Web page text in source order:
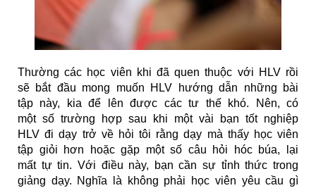
Thường các học viên khi đã quen thuộc với HLV rồi
sẽ bắt đầu mong muốn HLV hướng dẫn những bài
tập này, kia để lên được các tư thế khó. Nên, có
một số trường hợp sau khi một vài bạn tốt nghiệp
HLV đi dạy trở về hỏi tôi rằng dạy mà thấy học viên
tập giỏi hơn hoặc gặp một số câu hỏi hóc búa, lại
mất tự tin. Với điều này, bạn cần sự tỉnh thức trong
giảng dạy. Nghĩa là không phải học viên yêu cầu gì